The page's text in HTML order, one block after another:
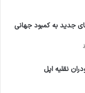
جدید به کمبود جهانی
نقلیه اپل